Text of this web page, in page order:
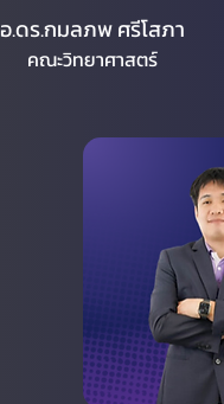
อ.ดร.กมลภพ ศรีโสภา
คณะวิทยาศาสตร์